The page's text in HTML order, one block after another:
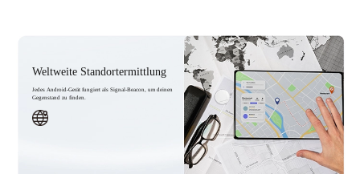
Weltweite Standortermittlung
Jedes Android-Gerät fungiert als Signal‑Beacon, um deinen
Gegenstand zu finden.